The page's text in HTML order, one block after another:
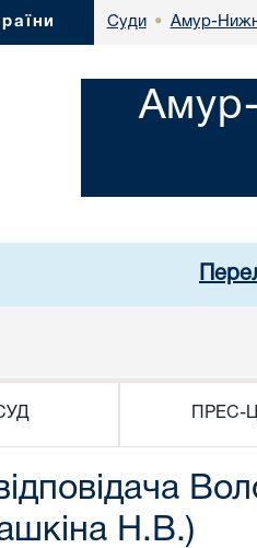
Суди • Амур-
Амур-
ПРЕС-
Н.В.)